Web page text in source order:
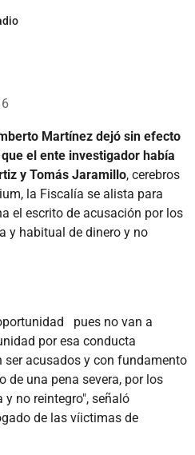
Martínez dejó sin efecto
el ente investigador había
y Tomás Jaramillo, cerebros
la Fiscalía se alista para
el escrito de acusación por los
y habitual de dinero y no
pues no van a
por esa conducta
ser acusados y con fundamento
de una pena severa, por los
no reintegro", señaló
de las víictimas de